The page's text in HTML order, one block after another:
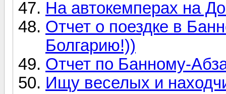
На автокемперах на
Отчет о поездке в
Болгарию!))
Отчет по Банному-
Ищу веселых и